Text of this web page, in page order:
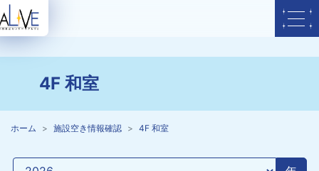
4F 和室
ホーム 施設空き情報確認 4F 和室